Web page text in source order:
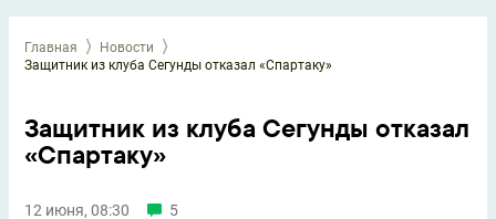
Главная
Новости
Защитник из клуба Сегунды отказал «Спартаку»
Защитник из клуба Сегунды отказал
«Спартаку»
12 июня, 08:30 5